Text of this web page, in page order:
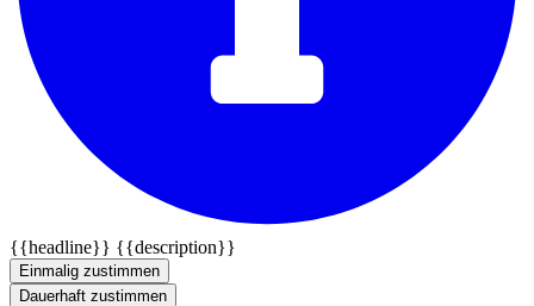
{{headline}} {{description}}
Einmalig zustimmen
Dauerhaft zustimmen